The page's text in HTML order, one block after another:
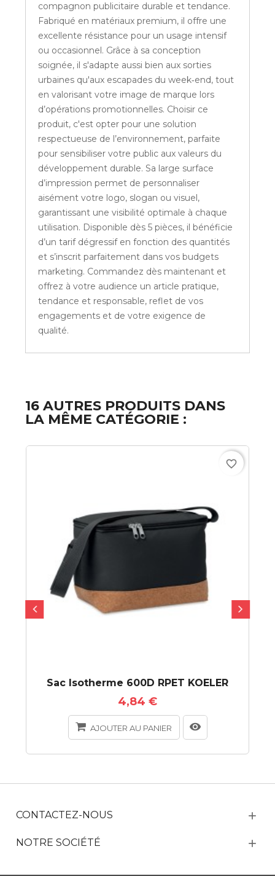
compagnon publicitaire durable et tendance.
Fabriqué en matériaux premium, il offre une
excellente résistance pour un usage intensif
ou occasionnel. Grâce à sa conception
soignée, il s'adapte aussi bien aux sorties
urbaines qu'aux escapades du week‑end, tout
en valorisant votre image de marque lors
d’opérations promotionnelles. Choisir ce
produit, c'est opter pour une solution
respectueuse de l’environnement, parfaite
pour sensibiliser votre public aux valeurs du
développement durable. Sa large surface
d’impression permet de personnaliser
aisément votre logo, slogan ou visuel,
garantissant une visibilité optimale à chaque
utilisation. Disponible dès 5 pièces, il bénéficie
d’un tarif dégressif en fonction des quantités
et s’inscrit parfaitement dans vos budgets
marketing. Commandez dès maintenant et
offrez à votre audience un article pratique,
tendance et responsable, reflet de vos
engagements et de votre exigence de
qualité.
16 AUTRES PRODUITS DANS
LA MÊME CATÉGORIE :
Sac Isotherme 600D RPET KOELER
4,84 €
AJOUTER AU PANIER
favorite_border
CONTACTEZ-NOUS
NOTRE SOCIÉTÉ